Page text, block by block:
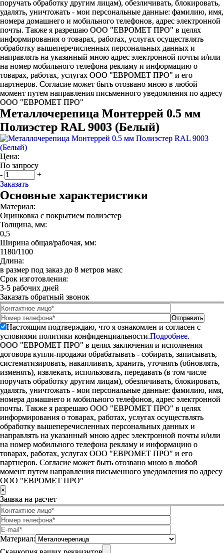
поручать обработку другим лицам), обезличивать, блокировать,
удалять, уничтожать - мои персональные данные: фамилию, имя,
номера домашнего и мобильного телефонов, адрес электронной
почты. Также я разрешаю ООО "ЕВРОМЕТ ПРО" в целях
информирования о товарах, работах, услугах осуществлять
обработку вышеперечисленных персональных данных и
направлять на указанный мною адрес электронной почты и/или
на номер мобильного телефона рекламу и информацию о
товарах, работах, услугах ООО "ЕВРОМЕТ ПРО" и его
партнеров. Согласие может быть отозвано мною в любой
момент путем направления письменного уведомления по адресу
ООО "ЕВРОМЕТ ПРО"
Металлочерепица Монтеррей 0.5 мм
Полиэстер RAL 9003 (Белый)
Цена:
По запросу
-
+
Заказать
Основные характеристики
Материал:
Оцинковка с покрытием полиэстер
Толщина, мм:
0,5
Ширина общая/рабочая, мм:
1180/1100
Длина:
в размер под заказ до 8 метров макс
Срок изготовления:
3-5 рабочих дней
Заказать обратный звонок
Настоящим подтверждаю, что я ознакомлен и согласен с
условиями политики конфиденциальности.Подробнее.
ООО "ЕВРОМЕТ ПРО" в целях заключения и исполнения
договора купли-продажи обрабатывать - собирать, записывать,
систематизировать, накапливать, хранить, уточнять (обновлять,
изменять), извлекать, использовать, передавать (в том числе
поручать обработку другим лицам), обезличивать, блокировать,
удалять, уничтожать - мои персональные данные: фамилию, имя,
номера домашнего и мобильного телефонов, адрес электронной
почты. Также я разрешаю ООО "ЕВРОМЕТ ПРО" в целях
информирования о товарах, работах, услугах осуществлять
обработку вышеперечисленных персональных данных и
направлять на указанный мною адрес электронной почты и/или
на номер мобильного телефона рекламу и информацию о
товарах, работах, услугах ООО "ЕВРОМЕТ ПРО" и его
партнеров. Согласие может быть отозвано мною в любой
момент путем направления письменного уведомления по адресу
ООО "ЕВРОМЕТ ПРО"
×
Заявка на расчет
Материал: